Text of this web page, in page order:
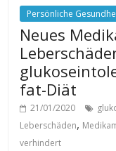
Persönliche
Neues
fat-Diät
21/01/2020
Leberschäden,
verhindert